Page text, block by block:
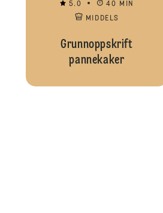
5.0
40 MIN
MIDDELS
Grunnoppskrift
pannekaker